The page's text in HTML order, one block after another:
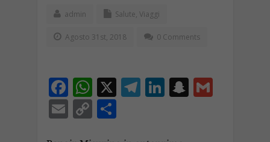
admin Salute, Viaggi
Agosto 31st, 2018 0 Comments
F
ac
e
W
h
at
X T Li S G
E C C